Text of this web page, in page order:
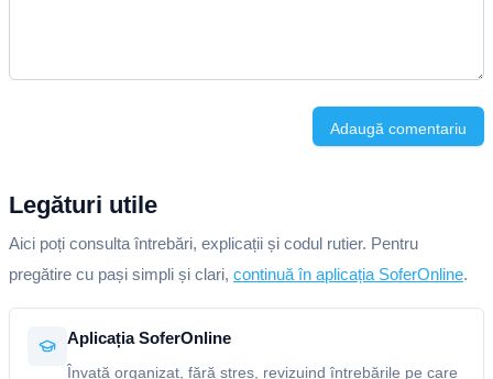
Adaugă comentariu
Legături utile
Aici poți consulta întrebări, explicații și codul rutier. Pentru
pregătire cu pași simpli și clari, continuă în aplicația SoferOnline.
Aplicația SoferOnline
Învață organizat, fără stres, revizuind întrebările pe care